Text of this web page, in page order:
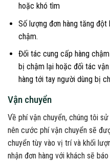
hoặc khó tìm
Số lượng đơn hàng tăng
chậm.
Đối tác cung cấp hàng
bị chậm lại hoặc đối tác
hàng tới tay người dùng bị
Vận chuyển
Về phí vận chuyển, chúng tôi
nên cước phí vận chuyển sẽ
chuyển tùy vào vị trí và khối
nhận đơn hàng với khách sẽ